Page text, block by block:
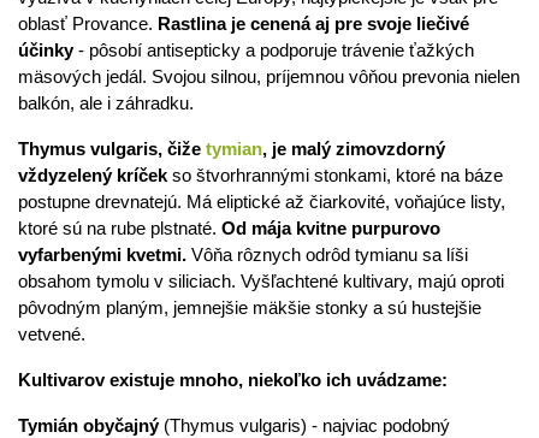
oblasť Provance. Rastlina je cenená aj pre svoje liečivé
účinky- pôsobí antisepticky a podporuje trávenie ťažkých
mäsových jedál. Svojou silnou, príjemnou vôňou prevonia nielen
balkón, ale i záhradku.
Thymus vulgaris, čiže tymian, je malý zimovzdorný
vždyzelený kríčekso štvorhrannými stonkami, ktoré na báze
postupne drevnatejú. Má eliptické až čiarkovité, voňajúce listy,
ktoré sú na rube plstnaté. Od mája kvitne purpurovo
vyfarbenými kvetmi. Vôňa rôznych odrôd tymianu sa líši
obsahom tymolu v siliciach. Vyšľachtené kultivary, majú oproti
pôvodným planým, jemnejšie mäkšie stonky a sú hustejšie
vetvené.
Kultivarov existuje mnoho, niekoľko ich uvádzame:
Tymián obyčajný(Thymus vulgaris) - najviac podobný